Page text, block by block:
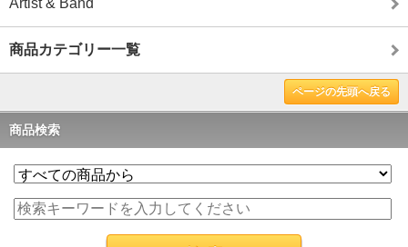
Artist & Band
商品カテゴリー一覧
ページの先頭へ戻る
商品検索